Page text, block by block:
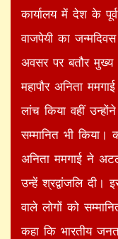
कार्यालय में देश के
वाजपेयी का
अवसर पर बतौर
महापौर अनिता
लांच किया वहीं
सम्मानित भी किया।
अनिता ममगाई ने
उन्हें श्रद्वांजलि दी।
वाले लोगों को
कहा कि भारतीय